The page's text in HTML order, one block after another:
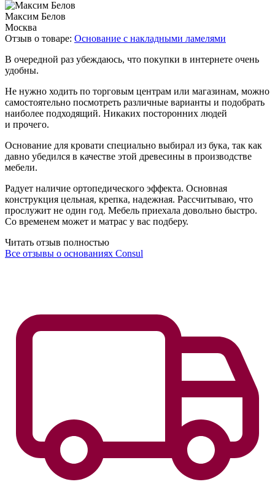
Максим Белов
Москва
Отзыв о товаре: Основание с накладными ламелями
В очередной раз убеждаюсь, что покупки в интернете очень
удобны.
Не нужно ходить по торговым центрам или магазинам, можно
самостоятельно посмотреть различные варианты и подобрать
наиболее подходящий. Никаких посторонних людей
и прочего.
Основание для кровати специально выбирал из бука, так как
давно убедился в качестве этой древесины в производстве
мебели.
Радует наличие ортопедического эффекта. Основная
конструкция цельная, крепка, надежная. Рассчитываю, что
прослужит не один год. Мебель приехала довольно быстро.
Со временем может и матрас у вас подберу.
Читать отзыв полностью
Все отзывы о основаниях Consul